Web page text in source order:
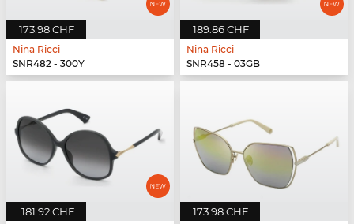
173.98 CHF
Nina Ricci
SNR482 - 300Y
189.86 CHF
Nina Ricci
SNR458 - 03GB
181.92 CHF 173.98 CHF